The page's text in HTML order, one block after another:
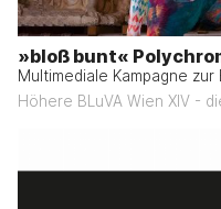
»bloß bunt«
Multimediale Kampagne
Höhere BLuVA Wien XIV -